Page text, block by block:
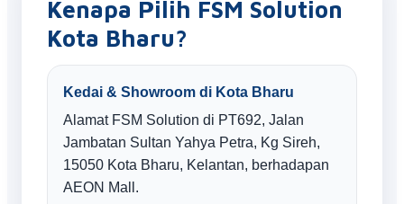
Kenapa Pilih FSM Solution
Kota Bharu?
Kedai & Showroom di Kota Bharu
Alamat FSM Solution di PT692, Jalan
Jambatan Sultan Yahya Petra, Kg Sireh,
15050 Kota Bharu, Kelantan, berhadapan
AEON Mall.